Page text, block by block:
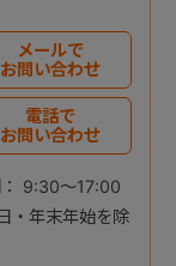
メールで
お問い合わせ
電話で
お問い合わせ
9:30～17:00
・年末年始を除